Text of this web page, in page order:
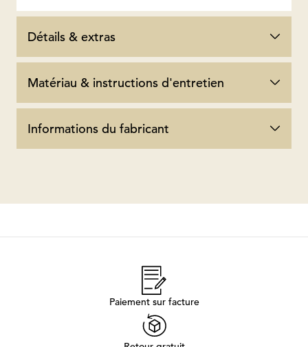
Détails & extras
Matériau & instructions d'entretien
Informations du fabricant
Paiement sur facture